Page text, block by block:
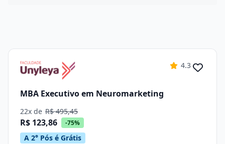
4.3
MBA Executivo em Neuromarketing
22x de R$ 495,45
R$ 123,86 -75%
A 2° Pós é Grátis